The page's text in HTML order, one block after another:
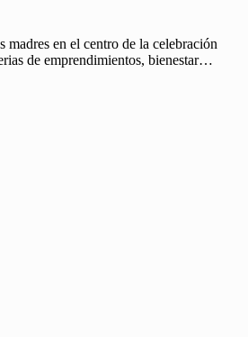
madres en el centro de la celebración
de emprendimientos, bienestar…